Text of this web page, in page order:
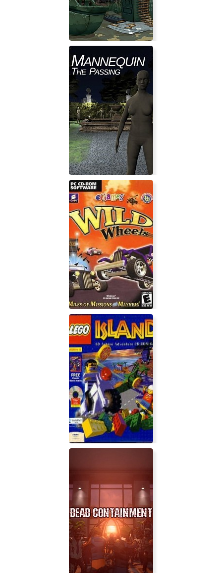
Möbius Front '83
Mannequin The Passing
Wild Wheels (Buzzing Cars)
Lego Island